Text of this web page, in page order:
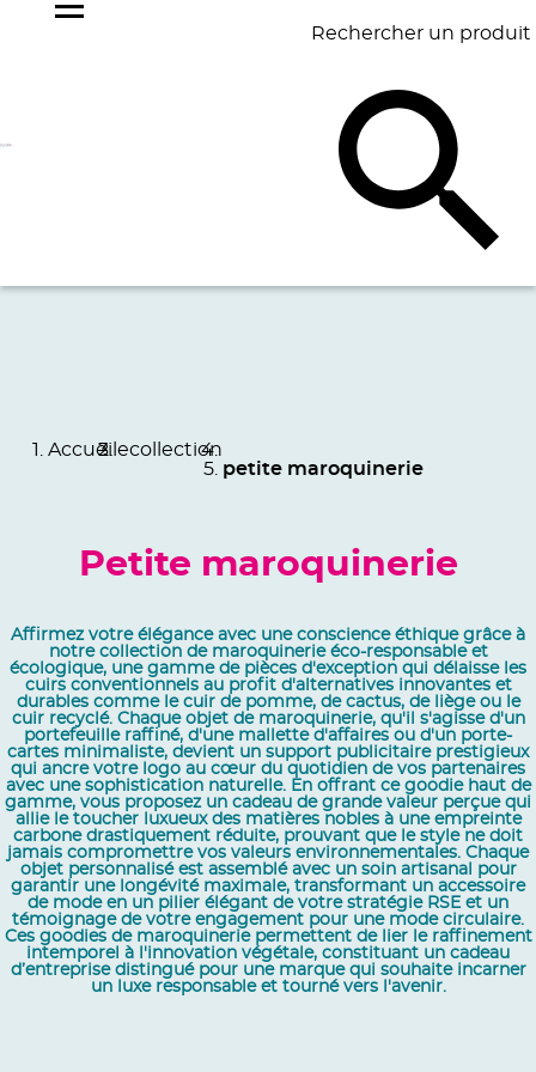
Rechercher un produit
BAGAGERIE BUREAU
Accueil ecollection
petite maroquinerie
Petite maroquinerie
Affirmez votre élégance avec une conscience éthique grâce à
notre collection de maroquinerie éco-responsable et
écologique, une gamme de pièces d'exception qui délaisse les
cuirs conventionnels au profit d'alternatives innovantes et
durables comme le cuir de pomme, de cactus, de liège ou le
cuir recyclé. Chaque objet de maroquinerie, qu'il s'agisse d'un
portefeuille raffiné, d'une mallette d'affaires ou d'un porte-
cartes minimaliste, devient un support publicitaire prestigieux
qui ancre votre logo au cœur du quotidien de vos partenaires
avec une sophistication naturelle. En offrant ce goodie haut de
gamme, vous proposez un cadeau de grande valeur perçue qui
allie le toucher luxueux des matières nobles à une empreinte
carbone drastiquement réduite, prouvant que le style ne doit
jamais compromettre vos valeurs environnementales. Chaque
objet personnalisé est assemblé avec un soin artisanal pour
garantir une longévité maximale, transformant un accessoire
de mode en un pilier élégant de votre stratégie RSE et un
témoignage de votre engagement pour une mode circulaire.
Ces goodies de maroquinerie permettent de lier le raffinement
intemporel à l'innovation végétale, constituant un cadeau
d’entreprise distingué pour une marque qui souhaite incarner
un luxe responsable et tourné vers l'avenir.